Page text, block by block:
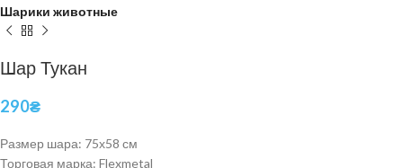
Шарики животные
Шар Тукан
290₴
Размер шара: 75х58 см
Торговая марка: Flexmetal